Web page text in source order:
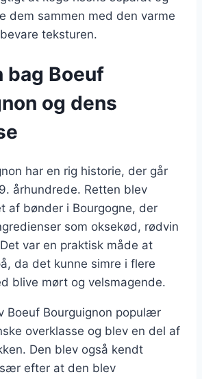
dem sammen med den varme
teksturen.
bag Boeuf
og dens
har en rig historie, der går
århundrede. Retten blev
af bønder i Bourgogne, der
som oksekød, rødvin
var en praktisk måde at
da det kunne simre i flere
blive mørt og velsmagende.
Boeuf Bourguignon populær
overklasse og blev en del af
Den blev også kendt
efter at den blev